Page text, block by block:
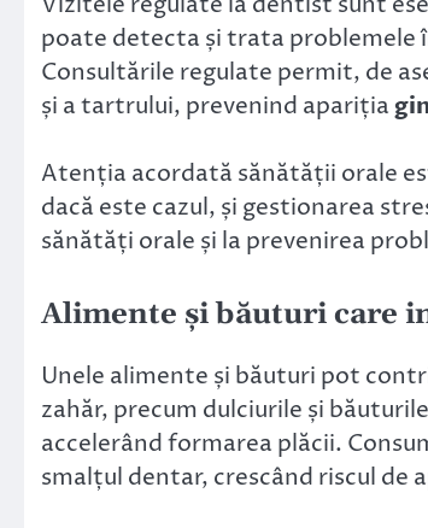
poate detecta și trata problemele
Consultările regulate permit, de
și a tartrului, prevenind apariția
Atenția acordată sănătății orale
dacă este cazul, și gestionarea
sănătăți orale și la prevenirea
Alimente și băuturi care
Unele alimente și băuturi pot
zahăr, precum dulciurile și
accelerând formarea plăcii.
smalțul dentar, crescând riscul de